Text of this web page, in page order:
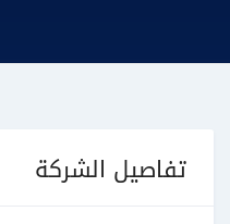
تفاصيل الشركة